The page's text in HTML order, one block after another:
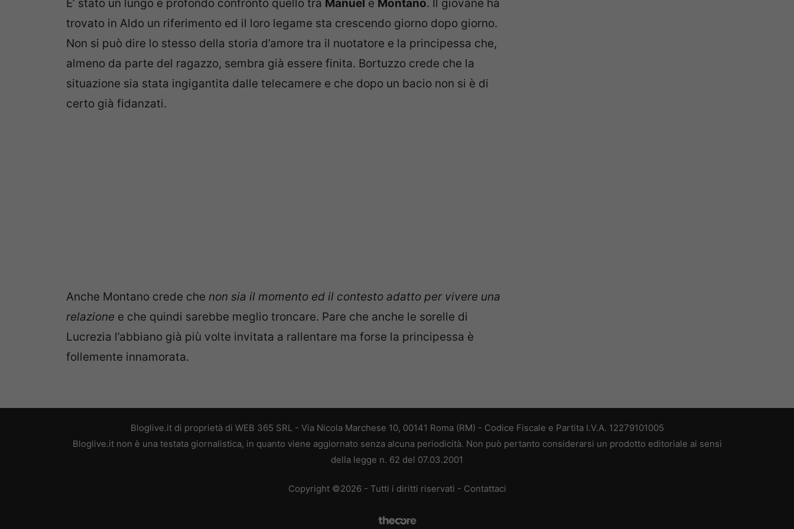
E’ stato un lungo e profondo confronto quello tra Manuel e Montano. Il giovane ha
trovato in Aldo un riferimento ed il loro legame sta crescendo giorno dopo giorno.
Non si può dire lo stesso della storia d’amore tra il nuotatore e la principessa che,
almeno da parte del ragazzo, sembra già essere finita. Bortuzzo crede che la
situazione sia stata ingigantita dalle telecamere e che dopo un bacio non si è di
certo già fidanzati.
Anche Montano crede che non sia il momento ed il contesto adatto per vivere una
relazione e che quindi sarebbe meglio troncare. Pare che anche le sorelle di
Lucrezia l’abbiano già più volte invitata a rallentare ma forse la principessa è
follemente innamorata.
Bloglive.it di proprietà di WEB 365 SRL - Via Nicola Marchese 10, 00141 Roma (RM) - Codice Fiscale e Partita I.V.A. 12279101005
Bloglive.it non è una testata giornalistica, in quanto viene aggiornato senza alcuna periodicità. Non può pertanto considerarsi un prodotto editoriale ai sensi
della legge n. 62 del 07.03.2001
Copyright ©2026 - Tutti i diritti riservati - Contattaci